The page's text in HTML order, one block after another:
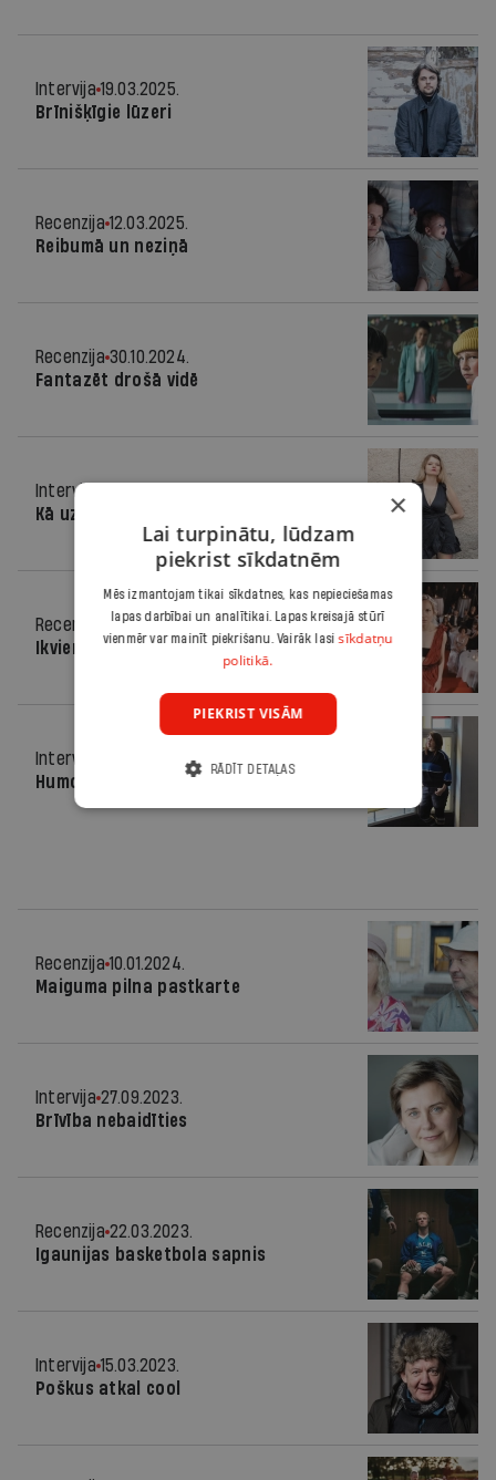
Intervija 19.03.2025.
Brīnišķīgie lūzeri
Recenzija 12.03.2025.
Reibumā un neziņā
Recenzija 30.10.2024.
Fantazēt drošā vidē
Intervija
Kā uztaisīt perfektu čatniju
Recenzija
21.02.2024.
Ikviens var būt Marta
Intervija
Humora izjūta ir dāvana
Recenzija 10.01.2024.
Maiguma pilna pastkarte
Intervija 27.09.2023.
Brīvība nebaidīties
Recenzija 22.03.2023.
Igaunijas basketbola sapnis
Intervija 15.03.2023.
Poškus atkal cool
×
Lai turpinātu, lūdzam
piekrist sīkdatnēm
Mēs izmantojam tikai sīkdatnes, kas nepieciešamas
lapas darbībai un analītikai. Lapas kreisajā stūrī
vienmēr var mainīt piekrišanu. Vairāk lasisīkdatņu
politikā.
PIEKRIST VISĀM
RĀDĪT DETAĻAS